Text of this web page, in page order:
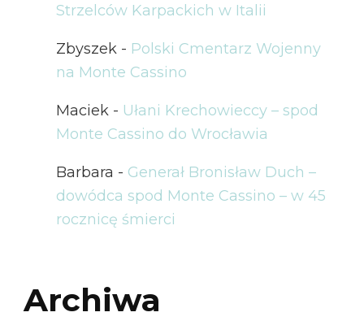
Strzelców Karpackich w Italii
Zbyszek - Polski Cmentarz Wojenny
na Monte Cassino
Maciek - Ułani Krechowieccy – spod
Monte Cassino do Wrocławia
Barbara - Generał Bronisław Duch –
dowódca spod Monte Cassino – w 45
rocznicę śmierci
Archiwa